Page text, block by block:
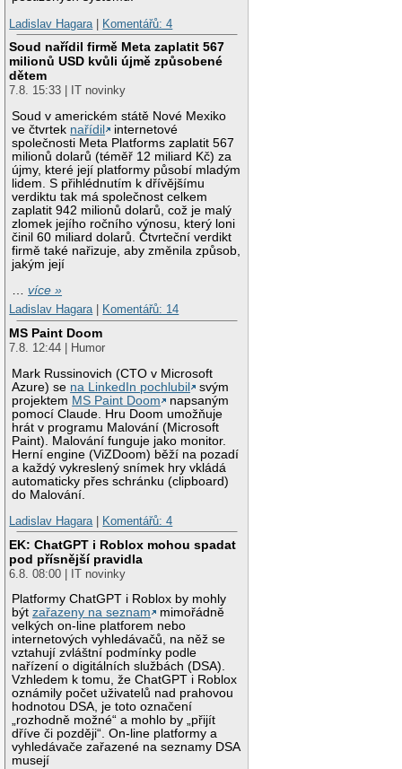
Ladislav Hagara
Komentářů: 4
Soud nařídil firmě Meta zaplatit 567
milionů USD kvůli újmě způsobené
dětem
7.8. 15:33 | IT novinky
Soud v americkém státě Nové Mexiko
ve čtvrtek nařídil
internetové
společnosti Meta Platforms zaplatit 567
milionů dolarů (téměř 12 miliard Kč) za
újmy, které její platformy působí mladým
lidem. S přihlédnutím k dřívějšímu
verdiktu tak má společnost celkem
zaplatit 942 milionů dolarů, což je malý
zlomek jejího ročního výnosu, který loni
činil 60 miliard dolarů. Čtvrteční verdikt
firmě také nařizuje, aby změnila způsob,
jakým její
…více »
Ladislav Hagara| Komentářů: 14
MS Paint Doom
7.8. 12:44 | Humor
Mark Russinovich (CTO v Microsoft
Azure) se na LinkedIn pochlubil
svým
projektem MS Paint Doom
napsaným
pomocí Claude. Hru Doom umožňuje
hrát v programu Malování (Microsoft
Paint). Malování funguje jako monitor.
Herní engine (ViZDoom) běží na pozadí
a každý vykreslený snímek hry vkládá
automaticky přes schránku (clipboard)
do Malování.
Ladislav Hagara| Komentářů: 4
EK: ChatGPT i Roblox mohou spadat
pod přísnější pravidla
6.8. 08:00 | IT novinky
Platformy ChatGPT i Roblox by mohly
býtzařazeny na seznam
mimořádně
velkých on-line platforem nebo
internetových vyhledávačů, na něž se
vztahují zvláštní podmínky podle
nařízení o digitálních službách (DSA).
Vzhledem k tomu, že ChatGPT i Roblox
oznámily počet uživatelů nad prahovou
hodnotou DSA, je toto označení
„rozhodně možné“ a mohlo by „přijít
dříve či později“. On-line platformy a
vyhledávače zařazené na seznamy DSA
musejí